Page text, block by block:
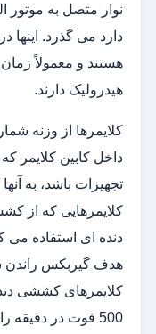
نوار متصل به موتور
دارد می گذرد. اینها
هستند و معمولاً
هیدرولیک دارند.
کلایمرها از وزنه
داخل کابین
تجهیزات باشد، به
کلایمرهایی که از
دنده ای استفاده
هدف گیربکس راندن
کلایمرهای کششی
500 فوت در